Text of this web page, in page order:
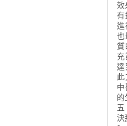
效
有
進
也
質
達
的
決